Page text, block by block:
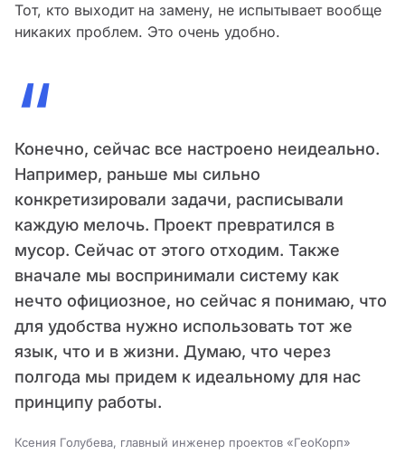
Тот, кто выходит на замену, не испытывает вообще
никаких проблем. Это очень удобно.
“
Конечно, сейчас все настроено неидеально.
Например, раньше мы сильно
конкретизировали задачи, расписывали
каждую мелочь. Проект превратился в
мусор. Сейчас от этого отходим. Также
вначале мы воспринимали систему как
нечто официозное, но сейчас я понимаю, что
для удобства нужно использовать тот же
язык, что и в жизни. Думаю, что через
полгода мы придем к идеальному для нас
принципу работы.
Ксения Голубева, главный инженер проектов «ГеоКорп»